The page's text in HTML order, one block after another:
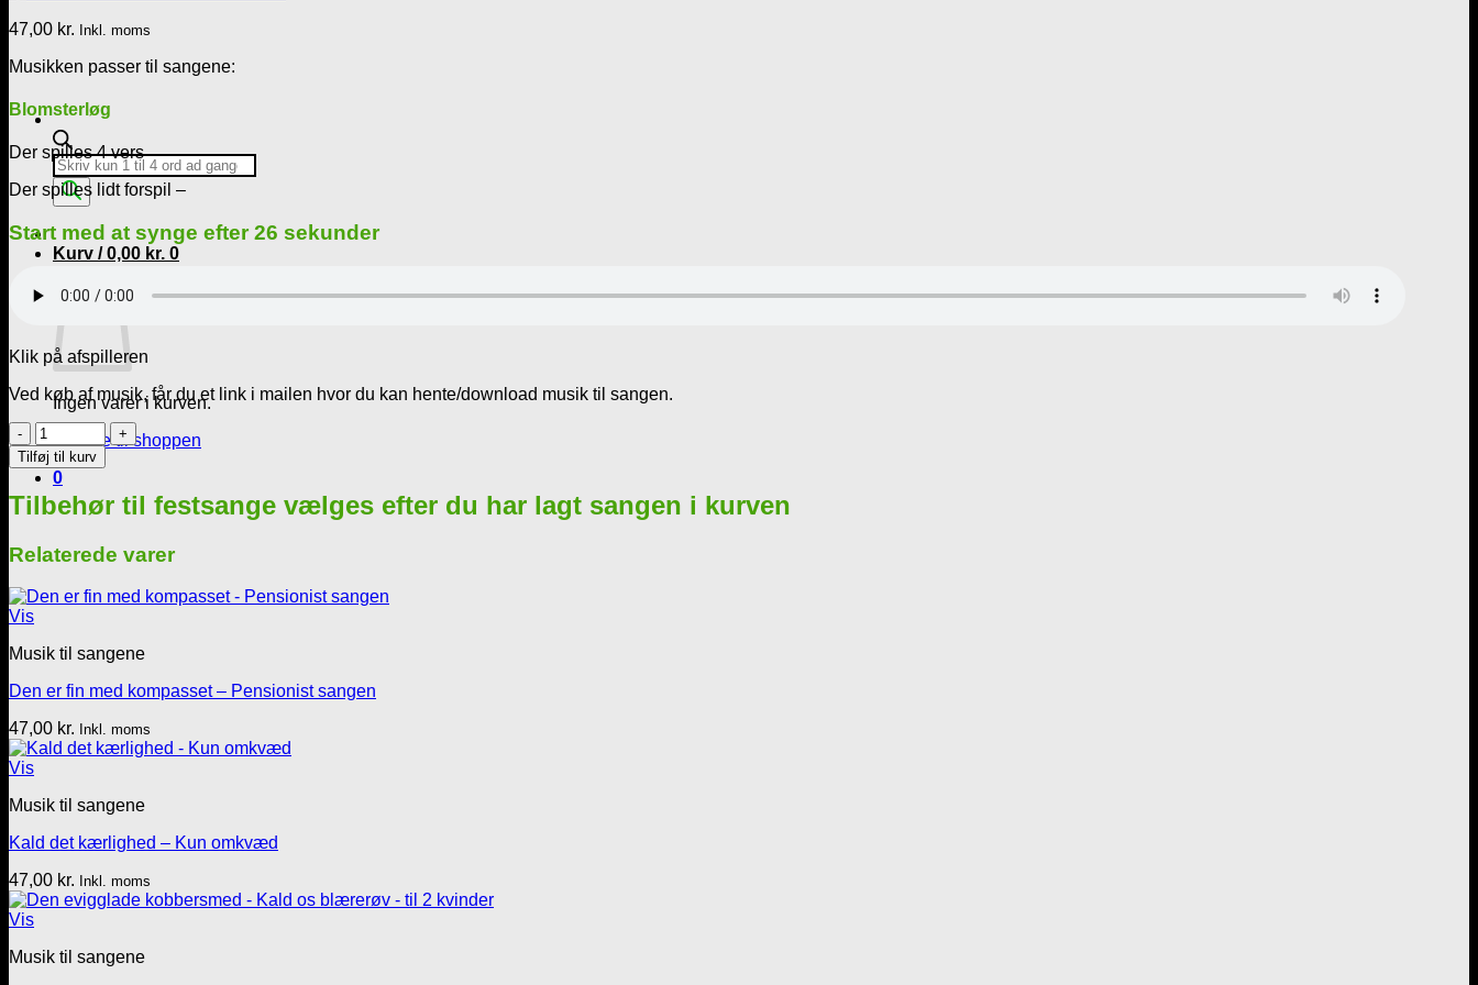
Products
search
Kurv /0,00 kr. 0
Ingen varer i kurven.
Tilbage til shoppen
0
47,00 kr. Inkl. moms
Musikken passer til sangene:
Blomsterløg
Der spilles 4 vers
Der spilles lidt forspil –
Start med at synge efter 26 sekunder
Klik på afspilleren
Ved køb af musik, får du et link i mailen hvor du kan hente/download musik til sangen.
Musik
MP3
-
Tørresnoren
vers
Tilføj til kurv
Tilbehør til festsange vælges efter du har lagt sangen i kurven
Relaterede varer
Vis
Musik til sangene
Den er fin med kompasset – Pensionist sangen
47,00 kr. Inkl. moms
Vis
Musik til sangene
Kald det kærlighed – Kun omkvæd
47,00 kr. Inkl. moms
Vis
Musik til sangene